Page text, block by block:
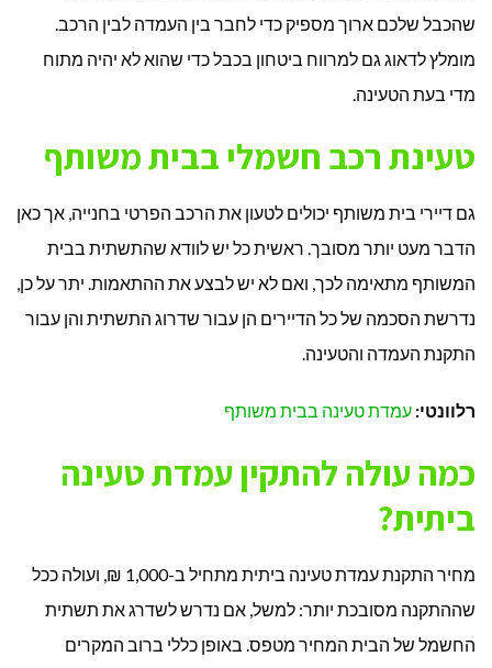
שהכבל שלכם ארוך מספיק כדי לחבר בין העמדה לבין הרכב.
מומלץ לדאוג גם למרווח ביטחון בכבל כדי שהוא לא יהיה מתוח
מדי בעת הטעינה.
טעינת רכב חשמלי בבית משותף
גם דיירי בית משותף יכולים לטעון את הרכב הפרטי בחנייה, אך כאן
הדבר מעט יותר מסובך. ראשית כל יש לוודא שהתשתית בבית
המשותף מתאימה לכך, ואם לא יש לבצע את ההתאמות. יתר על כן,
נדרשת הסכמה של כל הדיירים הן עבור שדרוג התשתית והן עבור
התקנת העמדה והטעינה.
רלוונטי: עמדת טעינה בבית משותף
כמה עולה להתקין עמדת טעינה
ביתית?
מחיר התקנת עמדת טעינה ביתית מתחיל ב-1,000 ₪, ועולה ככל
שההתקנה מסובכת יותר: למשל, אם נדרש לשדרג את תשתית
החשמל של הבית המחיר מטפס. באופן כללי ברוב המקרים